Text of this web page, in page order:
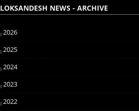
LOKSANDESH NEWS - ARCHIVE
2026
2025
2024
2023
2022